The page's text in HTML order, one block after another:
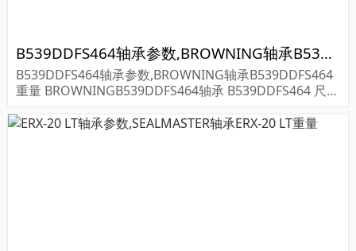
B539DDFS464轴承参数,BROWNING轴承B539DDFS464重量
B539DDFS464轴承参数,BROWNING轴承B539DDFS464
重量 BROWNINGB539DDFS464轴承 B539DDFS464 尺寸
WNING轴承B5...